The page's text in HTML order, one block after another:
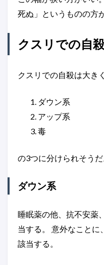
死ぬ」というものの方
クスリでの自
クスリでの自殺は大き
ダウン系
アップ系
毒
の3つに分けられそうだ
ダウン系
睡眠薬の他、抗不安薬
当する。 意外なことに
該当する。